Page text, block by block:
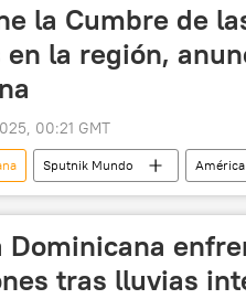
la Cumbre de
la región,
00:21 GMT
Sputnik Mundo
Americanos (OEA)
Dominicana
tras lluvias